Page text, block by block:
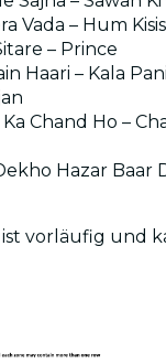
Vada – Hum
– Prince
Haari – Kala Pani
Chand Ho –
Hazar Baar
ist vorläufig und